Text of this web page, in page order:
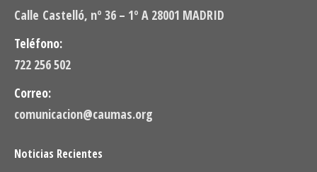
Calle Castelló, nº 36 – 1º A 28001 MADRID
Teléfono:
722 256 502
Correo:
comunicacion@caumas.org
Noticias Recientes